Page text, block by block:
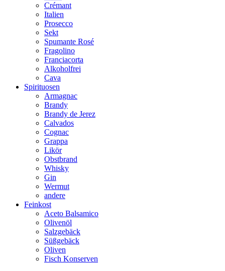
Crémant
Italien
Prosecco
Sekt
Spumante Rosé
Fragolino
Franciacorta
Alkoholfrei
Cava
Spirituosen
Armagnac
Brandy
Brandy de Jerez
Calvados
Cognac
Grappa
Likör
Obstbrand
Whisky
Gin
Wermut
andere
Feinkost
Aceto Balsamico
Olivenöl
Salzgebäck
Süßgebäck
Oliven
Fisch Konserven